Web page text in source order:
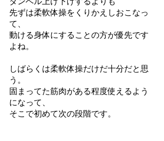
先ずは柔軟体操をくりかえしおこなっ
て、
動ける身体にすることの方が優先です
よね。
しばらくは柔軟体操だけだ十分だと思
う。
固まってた筋肉がある程度使えるよう
になって、
そこで初めて次の段階です。